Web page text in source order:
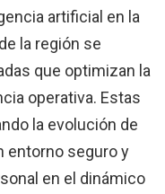
artificial en la
la región se
que optimizan la
operativa. Estas
la evolución de
entorno seguro y
en el dinámico